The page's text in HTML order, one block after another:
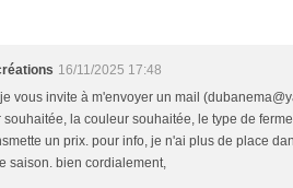
16/11/2025 17:48
vous invite à m'envoyer un mail
souhaitée, la couleur souhaitée, le type de
un prix. pour info, je n'ai plus de place
saison. bien cordialement,